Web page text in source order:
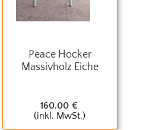
Peace Hocker
Massivholz Eiche
160.00 €
(inkl. MwSt.)